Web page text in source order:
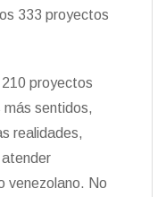
333 proyectos
proyectos
más sentidos,
realidades,
venezolano. No